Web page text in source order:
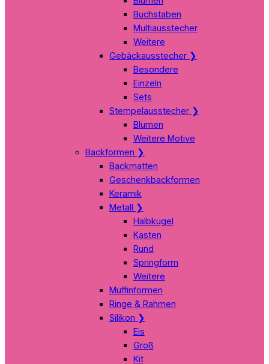
Buchstaben
Multiausstecher
Weitere
Gebäckausstecher ❯
Besondere
Einzeln
Sets
Stempelausstecher ❯
Blumen
Weitere Motive
Backformen ❯
Backmatten
Geschenkbackformen
Keramik
Metall ❯
Halbkugel
Kasten
Rund
Springform
Weitere
Muffinformen
Ringe & Rahmen
Silikon ❯
Eis
Groß
Kit